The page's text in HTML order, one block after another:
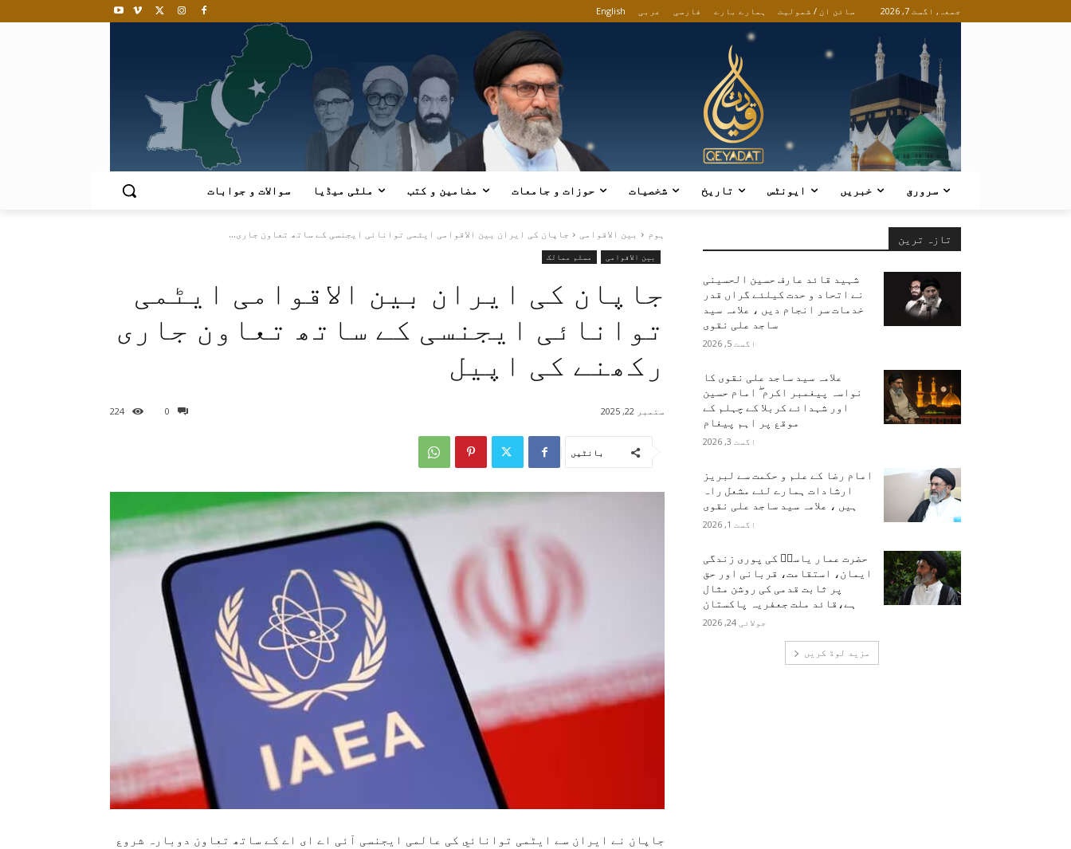
جمعہ, اگست 7, 2026 سائن ان / شمولیت English عربی فارسی ہمارے بارے
سرورق خبریں ایونٹس تاریخ شخصیات حوزات و جامعات مضامین و کتب ملٹی میڈیا سوالات و جوابات
ہوم بین الاقوامی جاپان کی ایران بین الاقوامی ایٹمی توانائی ایجنسی کے ساتھ تعاون جاری...
بین الاقوامی مسلم ممالک
جاپان کی ایران بین الاقوامی ایٹمی
توانائی ایجنسی کے ساتھ تعاون جاری
رکھنے کی اپیل
0
224 ستمبر 22, 2025
بانٹیں
جاپان نے ایران سے ایٹمی توانائي کی عالمی ایجنسی آئی اے ای اے کے ساتھ تعاون دوبارہ شروع
تازہ ترین
شہید قائد عارف حسین الحسینی
نے اتحاد و حدت کیلئے گراں قدر
خدمات سر انجام دیں ، علامہ سید
ساجد علی نقوی
اگست 5, 2026
علامہ سید ساجد علی نقوی کا
نواسہ پیغمبر اکرم ۖ امام حسین
اور شہدائے کربلا کے چہلم کے
موقع پر اہم پیغام
اگست 3, 2026
امام رضا کے علم و حکمت سے لبریز
ارشادات ہمارے لئے مشعل راہ
ہیں ، علامہ سید ساجد علی نقوی
اگست 1, 2026
حضرت عمار یاسرؑ کی پوری زندگی
ایمان، استقامت، قربانی اور حق
پر ثابت قدمی کی روشن مثال
ہے،قائد ملت جعفریہ پاکستان
جولائی 24, 2026
مزید لوڈ کریں